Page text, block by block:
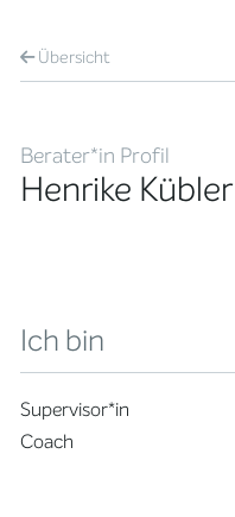
Übersicht
Berater*in Profil
Henrike Kübler
Ich bin
Supervisor*in
Coach